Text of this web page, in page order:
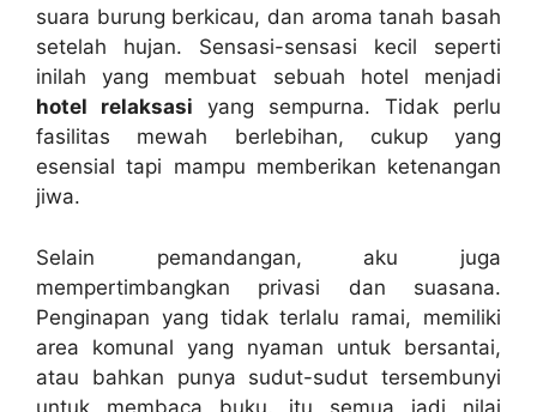
suara burung berkicau, dan aroma tanah basah
setelah hujan. Sensasi-sensasi kecil seperti
inilah yang membuat sebuah hotel menjadi
hotel relaksasi yang sempurna. Tidak perlu
fasilitas mewah berlebihan, cukup yang
esensial tapi mampu memberikan ketenangan
jiwa.
Selain pemandangan, aku juga
mempertimbangkan privasi dan suasana.
Penginapan yang tidak terlalu ramai, memiliki
area komunal yang nyaman untuk bersantai,
atau bahkan punya sudut-sudut tersembunyi
untuk membaca buku, itu semua jadi nilai